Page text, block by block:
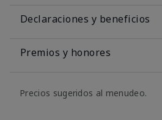
Declaraciones y beneficios
Premios y honores
Precios sugeridos al menudeo.